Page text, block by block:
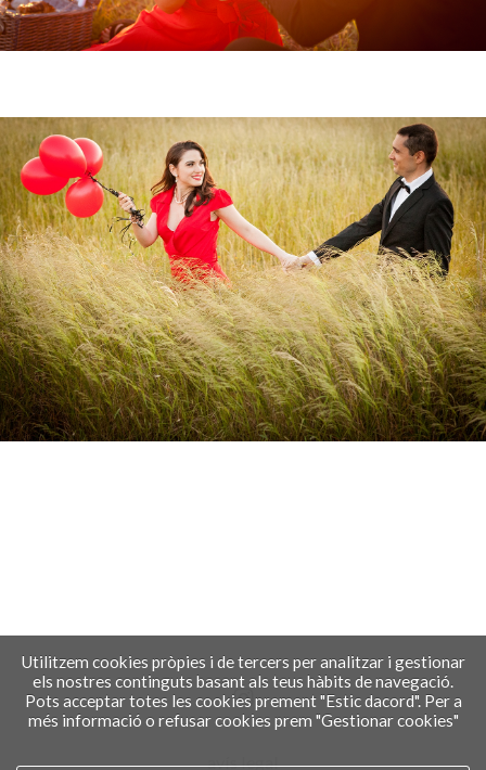
avís legal
Utilitzem cookies pròpies i de tercers per analitzar i gestionar
els nostres continguts basant als teus hàbits de navegació.
Pots acceptar totes les cookies prement "Estic dacord". Per a
més informació o refusar cookies prem "Gestionar cookies"